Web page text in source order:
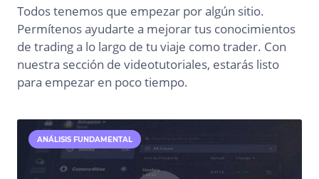
Todos tenemos que empezar por algún sitio.
Permítenos ayudarte a mejorar tus conocimientos
de trading a lo largo de tu viaje como trader. Con
nuestra sección de videotutoriales, estarás listo
para empezar en poco tiempo.
ANÁLISIS FUNDAMENTAL